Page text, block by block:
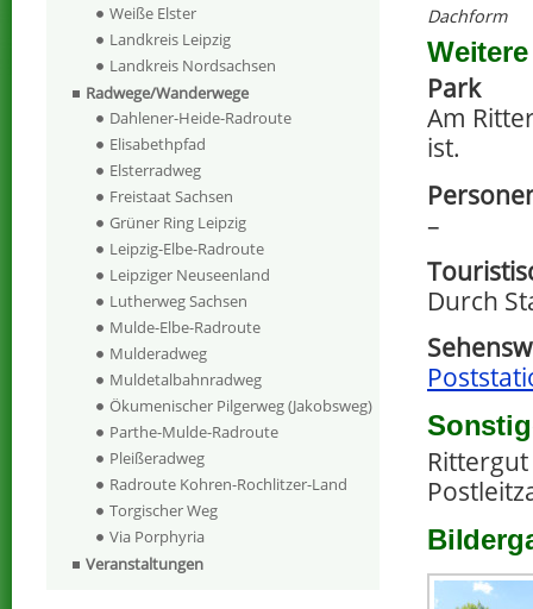
Dachform
Park
Am
ist.
–
Durch
Weiße Elster
Landkreis Leipzig
Landkreis Nordsachsen
Radwege/Wanderwege
Dahlener-Heide-Radroute
Elisabethpfad
Elsterradweg
Freistaat Sachsen
Grüner Ring Leipzig
Leipzig-Elbe-Radroute
Leipziger Neuseenland
Lutherweg Sachsen
Mulde-Elbe-Radroute
Mulderadweg
Muldetalbahnradweg
Ökumenischer Pilgerweg (Jakobsweg)
Parthe-Mulde-Radroute
Pleißeradweg
Radroute Kohren-Rochlitzer-Land
Torgischer Weg
Via Porphyria
Veranstaltungen